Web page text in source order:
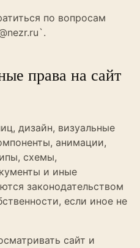
по вопросам
права на сайт
дизайн, визуальные
анимации,
схемы,
и иные
законодательством
если иное не
сайт и